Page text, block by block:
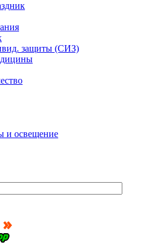
защиты (СИЗ)
и освещение